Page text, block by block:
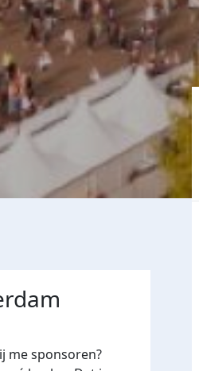
me sponsoren?